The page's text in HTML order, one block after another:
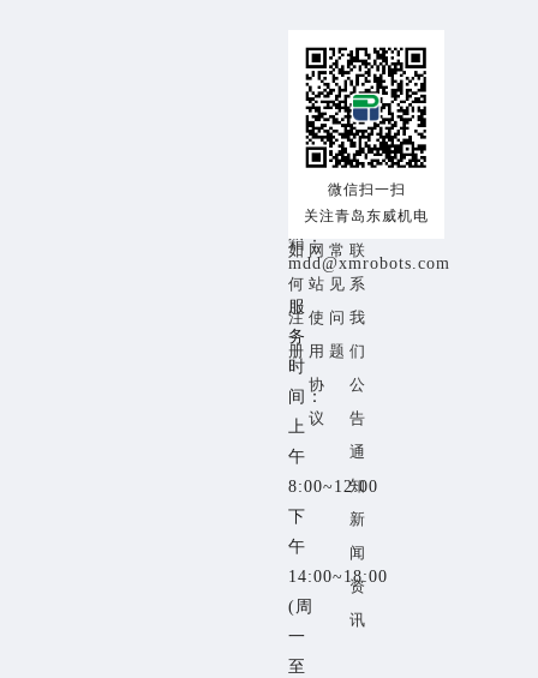
咨
询
热
线：
18153259353
邮
箱：
mdd@xmrobots.com
服
务
时
间：
上
午
8:00~12:00
下
午
14:00~18:00
(周
一
至
交
易
程
如
何
注
册
用
注
册
知
网
站
使
用
协
议
助
帮
助
中
心
常
见
问
题
于
关
于
我
们
联
系
我
们
公
告
通
知
新
闻
资
讯
微信扫一扫
关注青岛东威机电